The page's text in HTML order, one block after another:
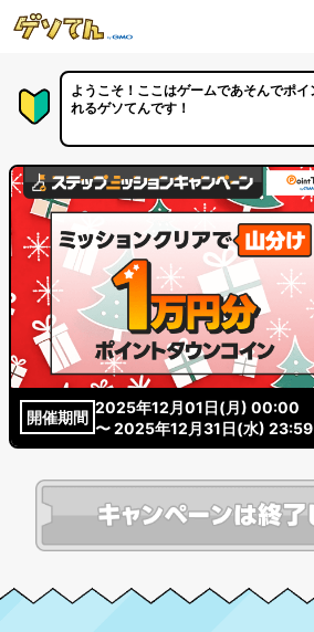
ようこそ！ここはゲームであそんでポ
れるゲソてんです！
開催期間
2025年12月01日(月) 00:00
〜 2025年12月31日(水) 23:59